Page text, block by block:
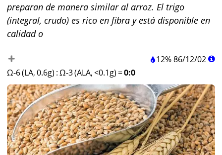
preparan de manera similar al arroz. El trigo
(integral, crudo) es rico en fibra y está disponible en
calidad o
12%86/12/02
Ω-6 (LA, 0.6g) :Ω-3 (ALA, <0.1g) =0:0